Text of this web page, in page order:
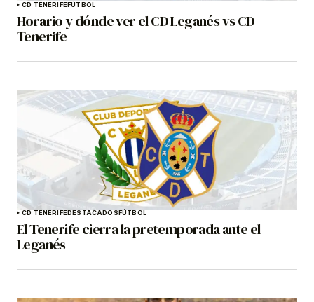
CD TENERIFEFÚTBOL
Horario y dónde ver el CD Leganés vs CD
Tenerife
CD TENERIFEDESTACADOSFÚTBOL
El Tenerife cierra la pretemporada ante el
Leganés